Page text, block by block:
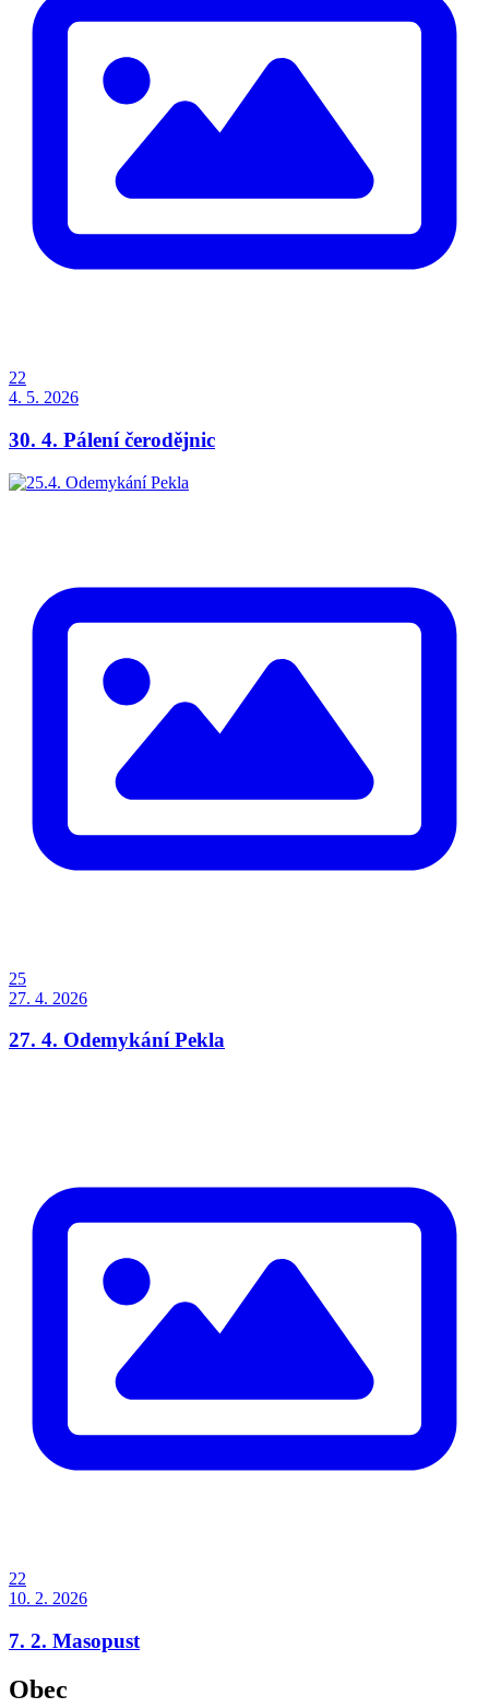
22
4. 5. 2026
30. 4. Pálení čerodějnic
25
27. 4. 2026
27. 4. Odemykání Pekla
22
10. 2. 2026
7. 2. Masopust
Obec